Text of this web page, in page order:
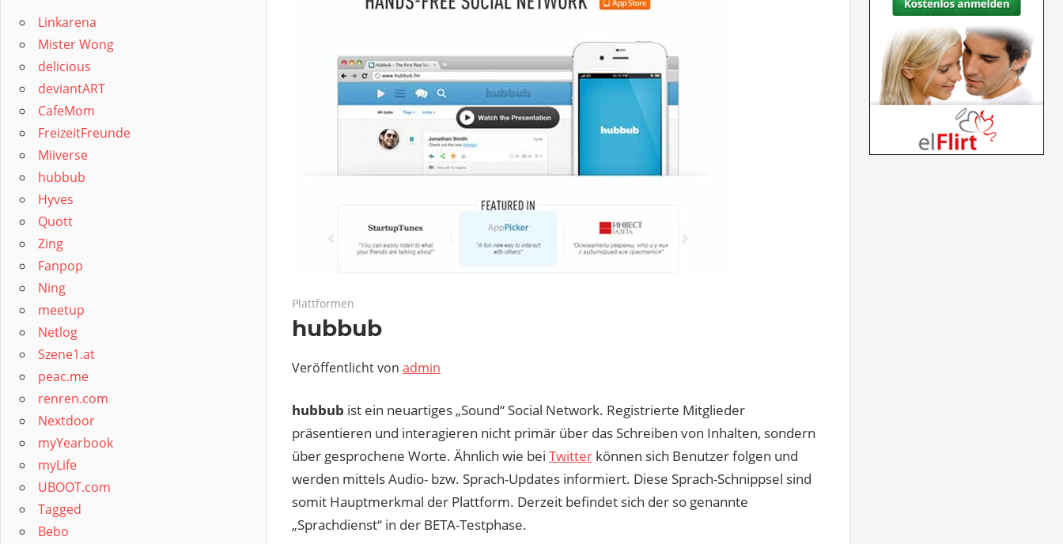
November 22, 2019
Plattformen
hubbub
Veröffentlicht von admin
hubbub ist ein neuartiges „Sound“ Social Network. Registrierte Mitglieder
präsentieren und interagieren nicht primär über das Schreiben von Inhalten, sondern
über gesprochene Worte. Ähnlich wie bei Twitter können sich Benutzer folgen und
werden mittels Audio- bzw. Sprach-Updates informiert. Diese Sprach-Schnippsel sind
somit Hauptmerkmal der Plattform. Derzeit befindet sich der so genannte
„Sprachdienst“ in der BETA-Testphase.
Linkarena
Mister Wong
delicious
deviantART
CafeMom
FreizeitFreunde
Miiverse
hubbub
Hyves
Quott
Zing
Fanpop
Ning
meetup
Netlog
Szene1.at
peac.me
renren.com
Nextdoor
myYearbook
myLife
UBOOT.com
Tagged
Bebo